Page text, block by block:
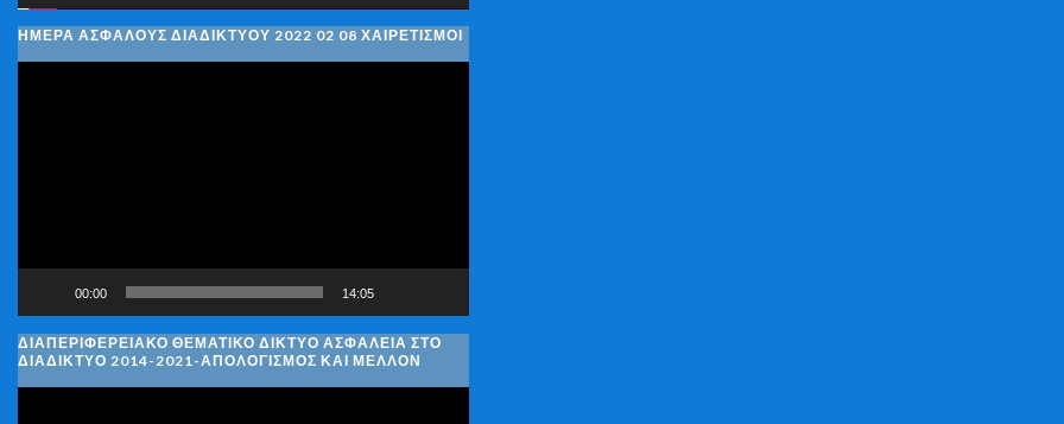
ΗΜΈΡΑ ΑΣΦΑΛΟΎΣ ΔΙΑΔΙΚΤΎΟΥ 2022 02 08 ΧΑΙΡΕΤΙΣΜΟΊ
00:00 14:05
ΔΙΑΠΕΡΙΦΕΡΕΙΑΚΌ ΘΕΜΑΤΙΚΌ ΔΊΚΤΥΟ ΑΣΦΆΛΕΙΑ ΣΤΟ
ΔΙΑΔΊΚΤΥΟ 2014-2021-ΑΠΟΛΟΓΙΣΜΌΣ ΚΑΙ ΜΈΛΛΟΝ